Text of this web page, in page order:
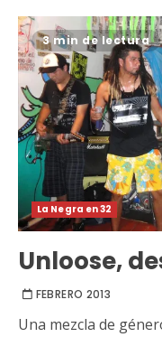
3 min de lectura
La Negra en 32
Unloose,
FEBRERO 2013
Una mezcla de